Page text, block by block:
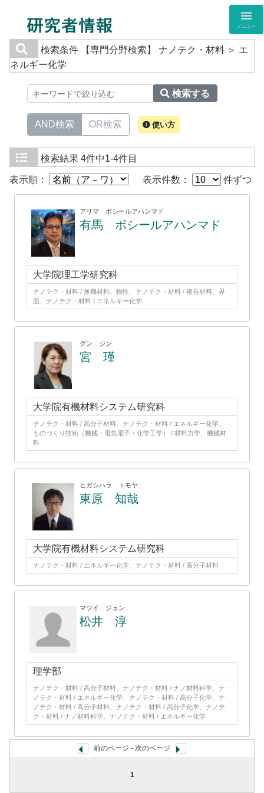
メニュー
検索条件
【専門分野検索】 ナノテク・材料 ＞ エ
ネルギー化学
検索する
AND検索 OR検索 使い方
検索結果 4件中1-4件目
表示順： 表示件数： 件ずつ
アリマ ボシールアハンマド
有馬 ボシールアハンマド
大学院理工学研究科
ナノテク・材料 / 無機材料、物性、ナノテク・材料 / 複合材料、界
面、ナノテク・材料 / エネルギー化学
グン ジン
宮 瑾
大学院有機材料システム研究科
ナノテク・材料 / 高分子材料、ナノテク・材料 / エネルギー化学、
ものづくり技術（機械・電気電子・化学工学） / 材料力学、機械材
料
ヒガシハラ トモヤ
東原 知哉
大学院有機材料システム研究科
ナノテク・材料 / エネルギー化学、ナノテク・材料 / 高分子材料
マツイ ジュン
松井 淳
理学部
ナノテク・材料 / 高分子材料、ナノテク・材料 / ナノ材料科学、ナ
ノテク・材料 / エネルギー化学、ナノテク・材料 / 高分子化学、ナ
ノテク・材料 / 高分子材料、ナノテク・材料 / 高分子化学、ナノテ
ク・材料 / ナノ材料科学、ナノテク・材料 / エネルギー化学
前のページ - 次のページ
1